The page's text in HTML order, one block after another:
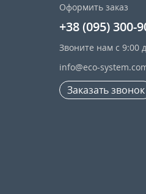
Оформить заказ
+38 (095) 300-
Звоните нам с 9:00
info@eco-
Заказать звонок